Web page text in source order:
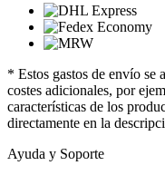
* Estos gastos de envío se
costes adicionales, por
características de los
directamente en la
Ayuda y Soporte